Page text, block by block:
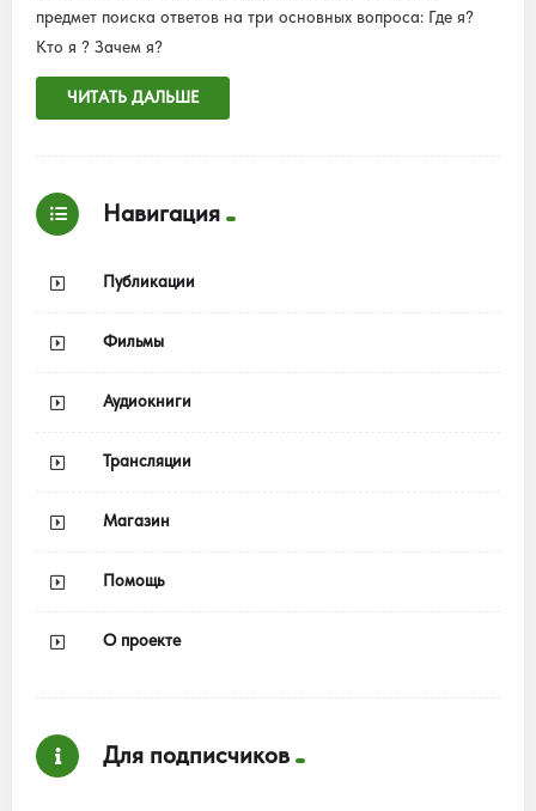
предмет поиска ответов на три основных вопроса: Где я?
Кто я ? Зачем я?
ЧИТАТЬ ДАЛЬШЕ
Навигация
Публикации
Фильмы
Аудиокниги
Трансляции
Магазин
Помощь
О проекте
Для подписчиков